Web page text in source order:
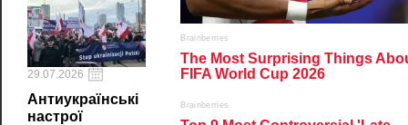
29.07.2026
Антиукраїнські
настрої